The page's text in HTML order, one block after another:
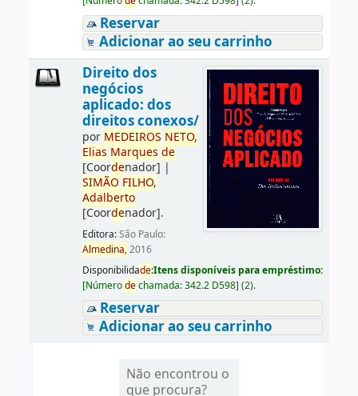
Reservar
Adicionar ao seu carrinho
Direito dos
negócios
aplicado: dos
direitos conexos/
por MEDEIROS NETO,
Elias Marques de
[Coordenador] |
SIMÃO FILHO,
Adalberto
[Coordenador].
Editora:São Paulo:
Almedina,2016
Disponibilidade:Itens disponíveis para empréstimo:
[Númerodechamada:342.2 D598] (2).
Reservar
Adicionar ao seu carrinho
Não encontrou o
que procura?